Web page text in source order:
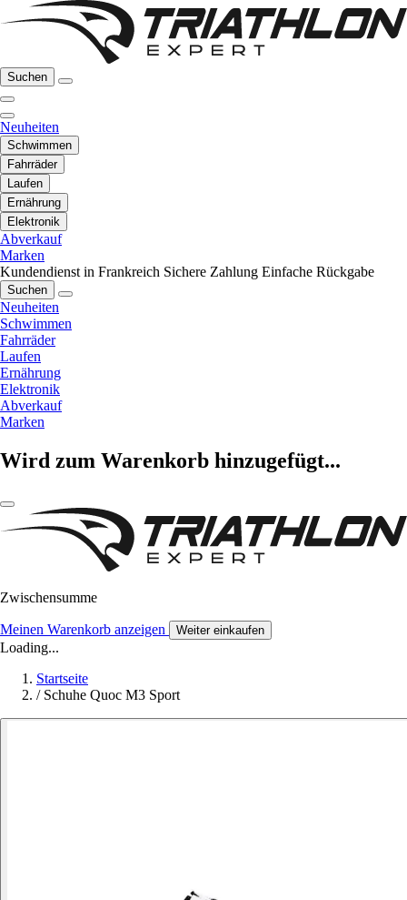
Suchen
Neuheiten
Schwimmen
Fahrräder
Laufen
Ernährung
Elektronik
Abverkauf
Marken
Kundendienst in Frankreich Sichere Zahlung Einfache Rückgabe
Suchen
Neuheiten
Schwimmen
Fahrräder
Laufen
Ernährung
Elektronik
Abverkauf
Marken
Wird zum Warenkorb hinzugefügt...
Zwischensumme
Meinen Warenkorb anzeigen Weiter einkaufen
Loading...
Startseite
/ Schuhe Quoc M3 Sport